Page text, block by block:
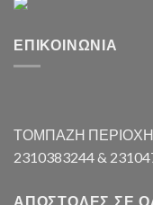
ΕΠΙΚΟΙΝΩΝΊΑ
ΤΟΜΠΑΖΗ ΠΕΡΙΟΧΗ
2310383244 &
ΑΠΟΣΤΟΛΈΣ ΣΕ